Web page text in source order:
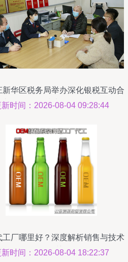
新华区税务局举办深化银税互动合
专场 销售及技术咨询服务侧记
新时间：2026-08-04 09:28:44
工厂哪里好？深度解析销售与技术
咨询服务的关键作用
新时间：2026-08-04 18:22:37